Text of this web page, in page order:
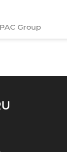
PAC Group